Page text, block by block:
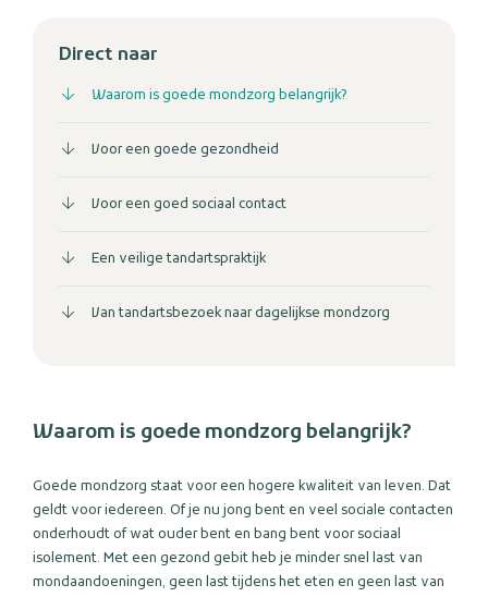
Direct naar
Waarom is goede mondzorg belangrijk?
Voor een goede gezondheid
Voor een goed sociaal contact
Een veilige tandartspraktijk
Van tandartsbezoek naar dagelijkse mondzorg
Waarom is goede mondzorg belangrijk?
Goede mondzorg staat voor een hogere kwaliteit van leven. Dat
geldt voor iedereen. Of je nu jong bent en veel sociale contacten
onderhoudt of wat ouder bent en bang bent voor sociaal
isolement. Met een gezond gebit heb je minder snel last van
mondaandoeningen, geen last tijdens het eten en geen last van